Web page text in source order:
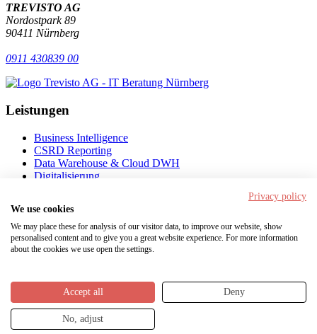
TREVISTO AG
Nordostpark 89
90411 Nürnberg
0911 430839 00
Leistungen
Business Intelligence
CSRD Reporting
Data Warehouse & Cloud DWH
Digitalisierung
Navigation
Startseite
Lexikon der Digitalisierung
Kontakt
Datenschutz
Impressum
© 2026 Trevisto AG
Privacy policy
We use cookies
We may place these for analysis of our visitor data, to improve our website, show
personalised content and to give you a great website experience. For more information
about the cookies we use open the settings.
Accept all Deny
No, adjust